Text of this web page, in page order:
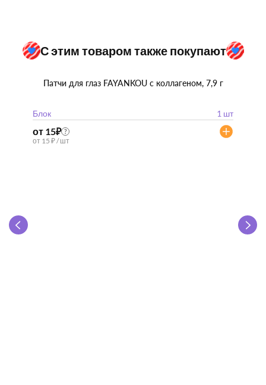
С этим товаром также покупают
Патчи для глаз FAYANKOU с коллагеном, 7,9 г
Блок 1 шт
от 15₽ ?
от 15 ₽ / шт